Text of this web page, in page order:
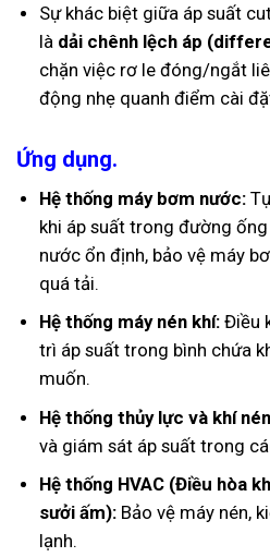
Sự khác biệt giữa áp suất
là dải chênh lệch áp
chặn việc rơ le đóng/ngắt
động nhẹ quanh điểm cài
Ứng dụng.
Hệ thống máy bơm nước:
khi áp suất trong đường
nước ổn định, bảo vệ máy
quá tải.
Hệ thống máy nén khí:Điều
trì áp suất trong bình chứa
muốn.
Hệ thống thủy lực và khí
và giám sát áp suất trong
Hệ thống HVAC (Điều hòa
sưởi ấm):Bảo vệ máy nén,
lạnh.